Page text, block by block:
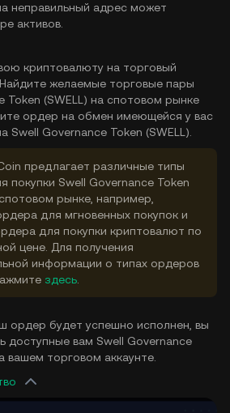
неправильный адрес может
активов.
криптовалюту на торговый
Найдите желаемые торговые пары
Token (SWELL) на спотовом рынке
ордер на обмен имеющейся у вас
Swell Governance Token (SWELL).
предлагает различные типы
покупки Swell Governance Token
рынке, например,
для мгновенных покупок и
для покупки криптовалют по
цене. Для получения
информации о типах ордеров
здесь
ордер будет успешно исполнен, вы
доступные вам Swell Governance
вашем торговом аккаунте.